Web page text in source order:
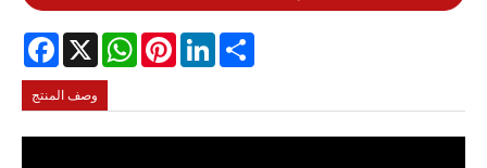
X
WhatsAppPinterestLinkedIn Share
وصف المنتج